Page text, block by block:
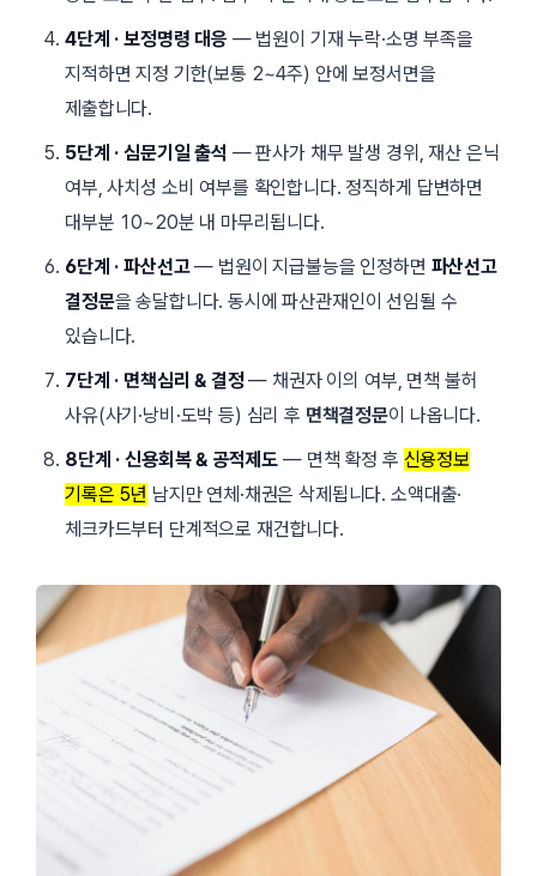
4단계 · 보정명령 대응 — 법원이 기재 누락·소명 부족을
지적하면 지정 기한(보통 2~4주) 안에 보정서면을
제출합니다.
5단계 · 심문기일 출석 — 판사가 채무 발생 경위, 재산 은닉
여부, 사치성 소비 여부를 확인합니다. 정직하게 답변하면
대부분 10~20분 내 마무리됩니다.
6단계 · 파산선고— 법원이 지급불능을 인정하면 파산선고
결정문을 송달합니다. 동시에 파산관재인이 선임될 수
있습니다.
7단계 · 면책심리 & 결정— 채권자 이의 여부, 면책 불허
사유(사기·낭비·도박 등) 심리 후 면책결정문이 나옵니다.
8단계 · 신용회복 & 공적제도 — 면책 확정 후 신용정보
기록은 5년 남지만 연체·채권은 삭제됩니다. 소액대출·
체크카드부터 단계적으로 재건합니다.